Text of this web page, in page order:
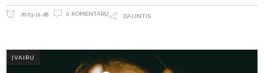
2023-11-28 0 KOMENTARŲ DALINTIS
ĮVAIRU